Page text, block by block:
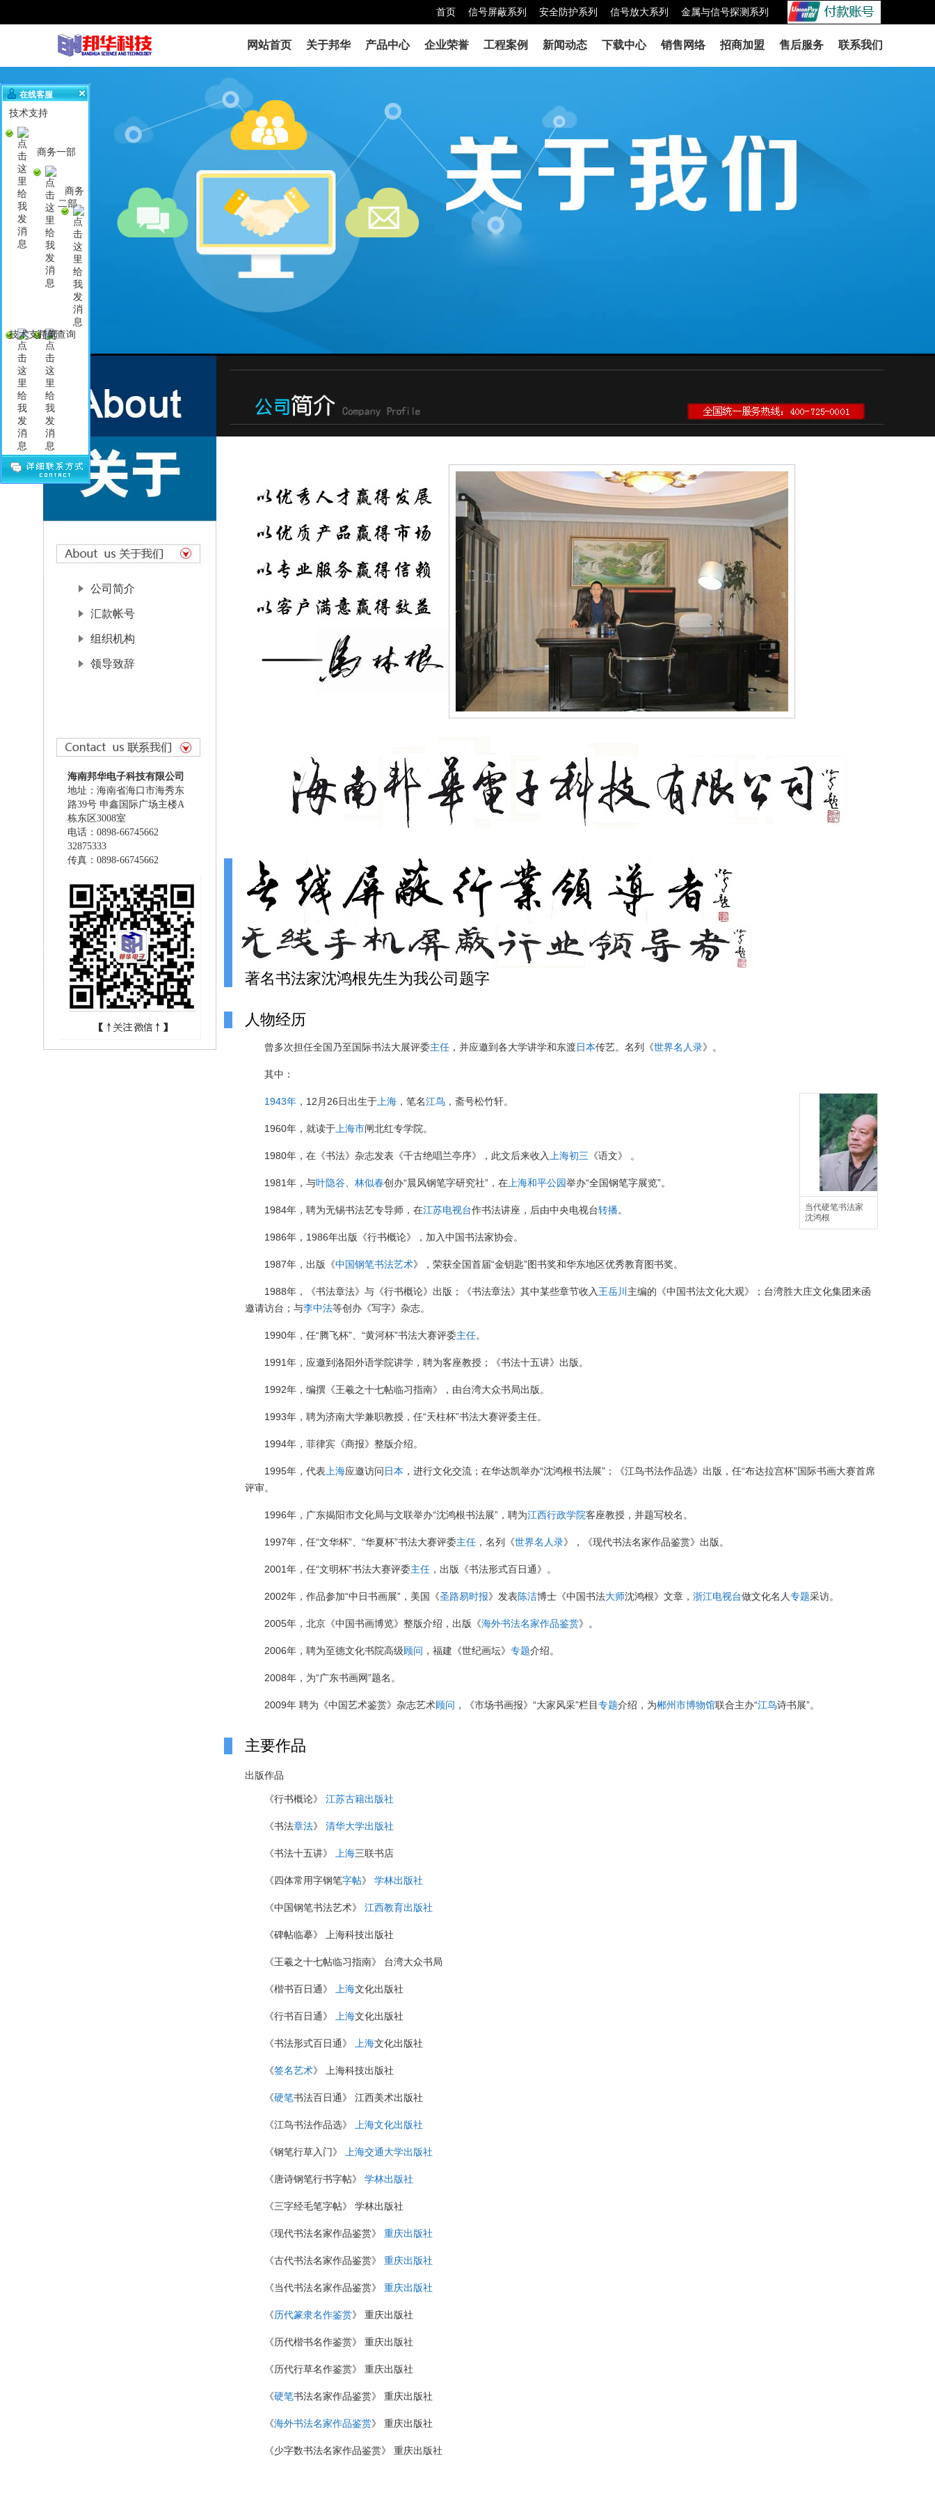
首页 信号屏蔽系列 安全防护系列 信号放大系列 金属与信号探测系列
网站首页 关于邦华 产品中心 企业荣誉 工程案例 新闻动态 下载中心 销售网络 招商加盟 售后服务 联系我们
公司简介
汇款帐号
组织机构
领导致辞
海南邦华电子科技有限公司
地址：海南省海口市海秀东
路39号 申鑫国际广场主楼A
栋东区3008室
电话：0898-66745662
32875333
传真：0898-66745662
著名书法家沈鸿根先生为我公司题字
人物经历
曾多次担任全国乃至国际书法大展评委主任 ，并应邀到各大学讲学和东渡日本传艺。名列《世界名人录》。
其中：
1943年 ，12月26日出生于 上海 ，笔名江鸟 ，斋号松竹轩。
当代硬笔书法家
沈鸿根
1960年，就读于 上海市闸北红专学院。
1980年，在《书法》杂志发表《千古绝唱兰亭序》，此文后来收入 上海初三 《语文》 。
1981年，与叶隐谷 林似春创办“晨风钢笔字研究社”，在 上海和平公园举办“全国钢笔字展览”。
1984年，聘为无锡书法艺专导师，在江苏电视台作书法讲座，后由中央电视台转播。
1986年，1986年出版《行书概论》，加入中国书法家协会。
1987年，出版《中国钢笔书法艺术》，荣获全国首届“金钥匙”图书奖和华东地区优秀教育图书奖。
1988年，《书法章法》与《行书概论》出版；《书法章法》其中某些章节收入 王岳川 主编的《中国书法文化大观》；台湾胜大庄文化集团来函
邀请访台；与李中法等创办《写字》杂志。
1990年，任“腾飞杯”、“黄河杯”书法大赛评委主任。
1991年，应邀到洛阳外语学院讲学，聘为客座教授；《书法十五讲》出版。
1992年，编撰《王羲之十七帖临习指南》，由台湾大众书局出版。
1993年，聘为济南大学兼职教授，任“天柱杯”书法大赛评委主任。
1994年，菲律宾《商报》整版介绍。
1995年，代表 上海应邀访问日本 ，进行文化交流；在华达凯举办“沈鸿根书法展”；《江鸟书法作品选》出版，任“布达拉宫杯”国际书画大赛首席
评审。
1996年，广东揭阳市文化局与文联举办“沈鸿根书法展”，聘为江西行政学院客座教授，并题写校名。
1997年，任“文华杯”、“华夏杯”书法大赛评委主任 ，名列《世界名人录》，《现代书法名家作品鉴赏》出版。
2001年，任“文明杯”书法大赛评委主任 ，出版《书法形式百日通》。
2002年，作品参加“中日书画展”，美国《圣路易时报》发表陈洁博士《中国书法大师沈鸿根》文章， 浙江电视台做文化名人专题采访。
2005年，北京《中国书画博览》整版介绍，出版《海外书法名家作品鉴赏》。
2006年，聘为至德文化书院高级顾问 ，福建《世纪画坛》 专题介绍。
2008年，为“广东书画网”题名。
2009年 聘为《中国艺术鉴赏》杂志艺术顾问 ，《市场书画报》“大家风采”栏目专题介绍，为郴州市博物馆联合主办“江鸟诗书展”。
主要作品
出版作品
《行书概论》 江苏古籍出版社
《书法章法》 清华大学出版社
《书法十五讲》 上海三联书店
《四体常用字钢笔字帖》 学林出版社
《中国钢笔书法艺术》 江西教育出版社
《碑帖临摹》 上海科技出版社
《王羲之十七帖临习指南》 台湾大众书局
《楷书百日通》 上海文化出版社
《行书百日通》 上海文化出版社
《书法形式百日通》 上海文化出版社
《签名艺术》 上海科技出版社
《硬笔书法百日通》 江西美术出版社
《江鸟书法作品选》 上海文化出版社
《钢笔行草入门》 上海交通大学出版社
《唐诗钢笔行书字帖》 学林出版社
《三字经毛笔字帖》 学林出版社
《现代书法名家作品鉴赏》 重庆出版社
《古代书法名家作品鉴赏》 重庆出版社
《当代书法名家作品鉴赏》 重庆出版社
《历代篆隶名作鉴赏》 重庆出版社
《历代楷书名作鉴赏》 重庆出版社
《历代行草名作鉴赏》 重庆出版社
《硬笔书法名家作品鉴赏》 重庆出版社
《海外书法名家作品鉴赏》 重庆出版社
《少字数书法名家作品鉴赏》 重庆出版社
在线客服
技术支持
商务一部
商务
二部
技术支持部
订单查询